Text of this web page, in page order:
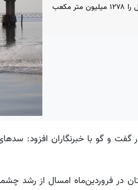
ابتدای مهرماه ۱۴۰۴ تا پایان فروردین امسال را ۱۲۷۸ میلیون متر مکعب
و گو با خبرنگاران افزود: